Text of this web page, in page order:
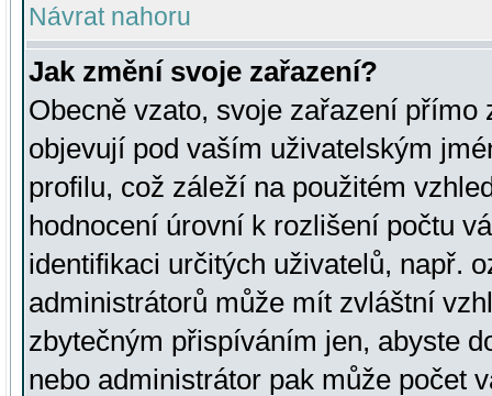
Návrat nahoru
Jak změní svoje zařazení?
Obecně vzato, svoje zařazení přímo
objevují pod vaším uživatelským
profilu, což záleží na použitém
hodnocení úrovní k rozlišení počtu
identifikaci určitých uživatelů, např.
administrátorů může mít zvláštní
zbytečným přispíváním jen, abyste
nebo administrátor pak může počet